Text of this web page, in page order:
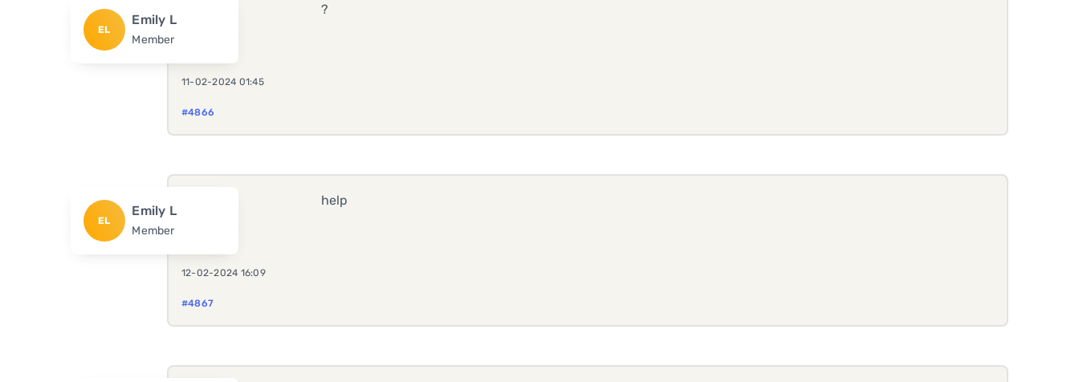
EL
Emily L
Member
11-02-2024 01:45
#4866
?
EL
Emily L
Member
12-02-2024 16:09
#4867
help